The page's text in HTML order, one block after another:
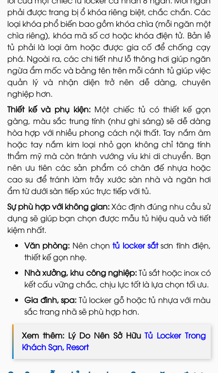
phải được trang bị ổ khóa riêng biệt, chắc chắn. Các
loại khóa phổ biến bao gồm khóa chìa (mỗi ngăn một
chìa riêng), khóa mã số cơ hoặc khóa điện tử. Bản lề
tủ phải là loại âm hoặc được gia cố để chống cạy
phá. Ngoài ra, các chi tiết như lỗ thông hơi giúp ngăn
ngừa ẩm mốc và bảng tên trên mỗi cánh tủ giúp việc
quản lý và nhận diện trở nên dễ dàng, chuyên
nghiệp hơn.
Thiết kế và phụ kiện: Một chiếc tủ có thiết kế gọn
gàng, màu sắc trung tính (như ghi sáng) sẽ dễ dàng
hòa hợp với nhiều phong cách nội thất. Tay nắm âm
hoặc tay nắm kim loại nhỏ gọn không chỉ tăng tính
thẩm mỹ mà còn tránh vướng víu khi di chuyển. Bạn
nên ưu tiên các sản phẩm có chân đế nhựa hoặc
cao su để tránh làm trầy xước sàn nhà và ngăn hơi
ẩm từ dưới sàn tiếp xúc trực tiếp với tủ.
Sự phù hợp với không gian:Xác định đúng nhu cầu sử
dụng sẽ giúp bạn chọn được mẫu tủ hiệu quả và tiết
kiệm nhất.
Văn phòng: Nên chọntủ locker sắt sơn tĩnh điện,
thiết kế gọn nhẹ.
Nhà xưởng, khu công nghiệp:Tủ sắt hoặc inox có
kết cấu vững chắc, chịu lực tốt là lựa chọn tối ưu.
Gia đình, spa: Tủ locker gỗ hoặc tủ nhựa với màu
sắc trang nhã sẽ phù hợp hơn.
Xem thêm: Lý Do Nên Sở HữuTủ Locker Trong
Khách Sạn, Resort